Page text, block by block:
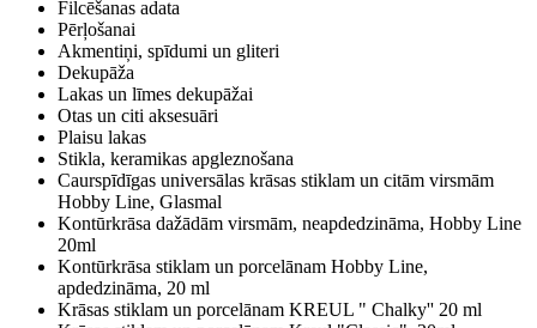
Filcēšanas adata
Pērļošanai
Akmentiņi, spīdumi un gliteri
Dekupāža
Lakas un līmes dekupāžai
Otas un citi aksesuāri
Plaisu lakas
Stikla, keramikas apgleznošana
Caurspīdīgas universālas krāsas stiklam un citām virsmām
Hobby Line, Glasmal
Kontūrkrāsa dažādām virsmām, neapdedzināma, Hobby Line
20ml
Kontūrkrāsa stiklam un porcelānam Hobby Line,
apdedzināma, 20 ml
Krāsas stiklam un porcelānam KREUL " Chalky'' 20 ml